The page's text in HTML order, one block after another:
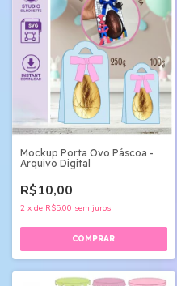
Mockup Porta Ovo Páscoa -
Arquivo Digital
R$10,00
2 x de R$5,00 sem juros